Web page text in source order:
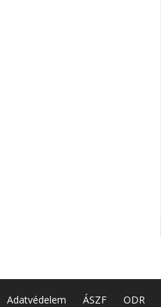
Adatvédelem ÁSZF ODR